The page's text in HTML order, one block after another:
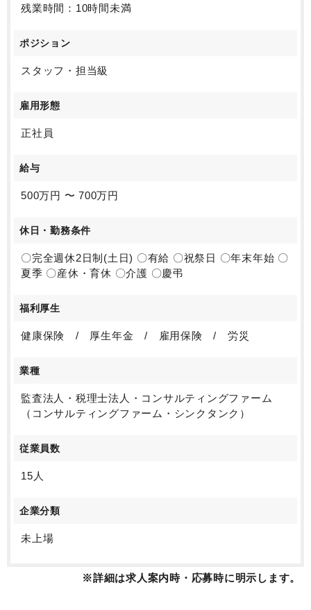
残業時間：10時間未満
ポジション
スタッフ・担当級
雇用形態
正社員
給与
500万円 〜 700万円
休日・勤務条件
〇完全週休2日制(土日) 〇有給 〇祝祭日 〇年末年始 〇
夏季 〇産休・育休 〇介護 〇慶弔
福利厚生
健康保険 / 厚生年金 / 雇用保険 / 労災
業種
監査法人・税理士法人・コンサルティングファーム
（コンサルティングファーム・シンクタンク）
従業員数
15人
企業分類
未上場
※詳細は求人案内時・応募時に明示します。